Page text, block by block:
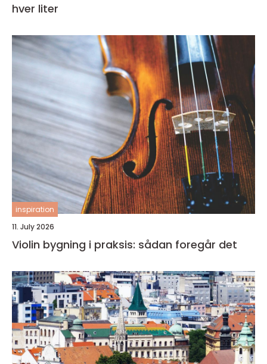
hver liter
inspiration
11. July 2026
Violin bygning i praksis: sådan foregår det